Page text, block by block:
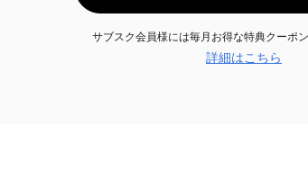
サブスク会員様には毎月お得な特典クーポン
詳細はこちら